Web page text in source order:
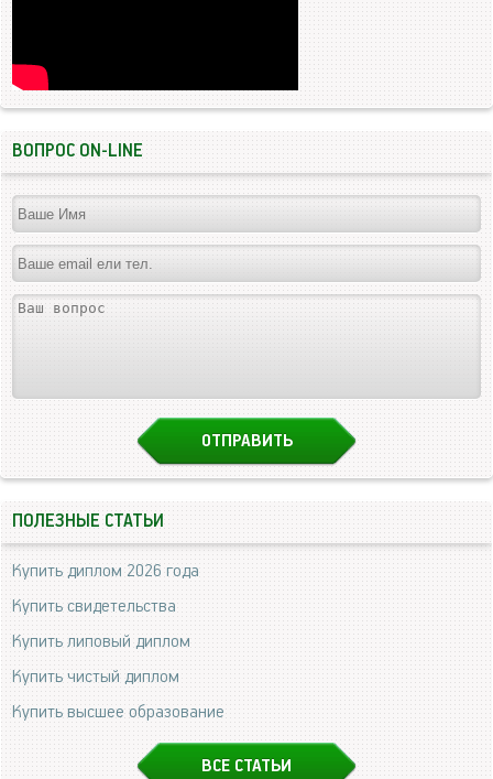
ВОПРОС ON-LINE
ПОЛЕЗНЫЕ СТАТЬИ
Купить диплом 2026 года
Купить свидетельства
Купить липовый диплом
Купить чистый диплом
Купить высшее образование
ВСЕ СТАТЬИ